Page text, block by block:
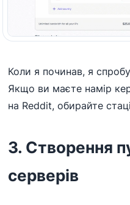
Коли я починав, я
Якщо ви маєте намір
на Reddit, обирайте
3. Створення
серверів